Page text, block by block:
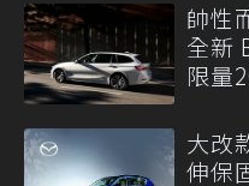
帥性
全新
限量
大改
伸保